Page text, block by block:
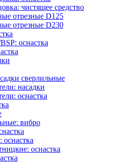
чистящее средство
отрезные D125
отрезные D230
оснастка
сверлильные
насадки
оснастка
вибро
оснастка